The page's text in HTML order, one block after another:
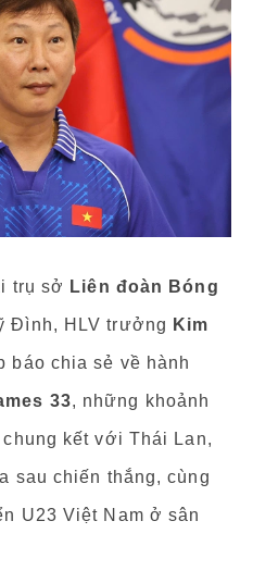
trụ sở Liên đoàn Bóng
Đình, HLV trưởng Kim
báo chia sẻ về hành
33, những khoảnh
kết với Thái Lan,
sau chiến thắng, cùng
U23 Việt Nam ở sân